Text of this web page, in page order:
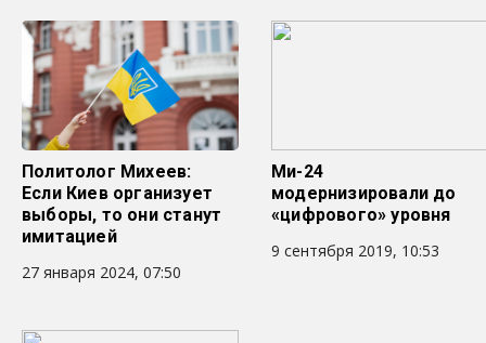
Политолог Михеев:
Если Киев организует
выборы, то они станут
имитацией
27 января 2024, 07:50
Ми-24
модернизировали до
«цифрового» уровня
9 сентября 2019, 10:53